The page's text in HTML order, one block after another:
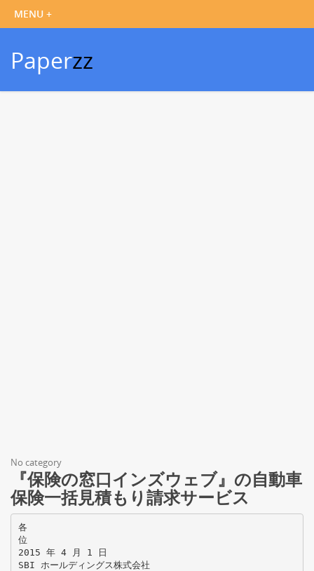
Paperzz
No category
『保険の窓口インズウェブ』の自動車
保険一括見積もり請求サービス
各
位
2015 年 4 月 1 日
SBI ホールディングス株式会社